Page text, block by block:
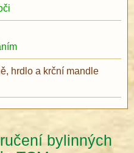
hrdlo a krční mandle
bylinných